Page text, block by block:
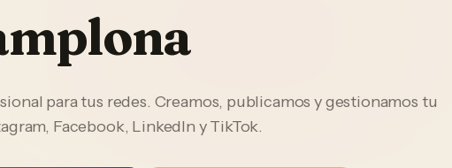
para tus redes. Creamos, publicamos y gestionamos tu
Facebook, LinkedIn y TikTok.